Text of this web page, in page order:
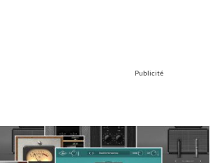
Publicité